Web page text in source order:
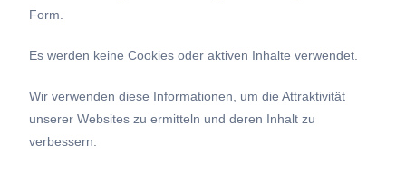
Form.
Es werden keine Cookies oder aktiven Inhalte verwendet.
Wir verwenden diese Informationen, um die Attraktivität
unserer Websites zu ermitteln und deren Inhalt zu
verbessern.